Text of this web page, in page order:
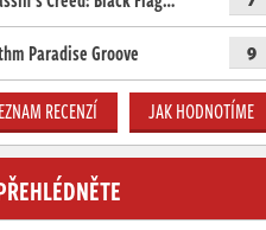
Paradise Groove 9
RECENZÍ JAK HODNOTÍME